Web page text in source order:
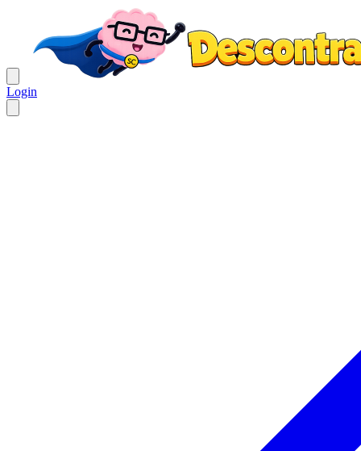
Login